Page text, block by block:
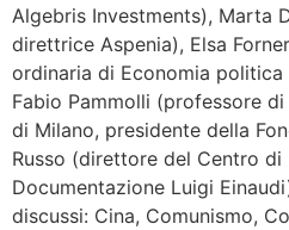
Algebris Investments), Marta
direttrice Aspenia), Elsa
ordinaria di Economia politica
Fabio Pammolli (professore
di Milano, presidente della
Russo (direttore del Centro di
Documentazione Luigi
discussi: Cina, Comunismo,